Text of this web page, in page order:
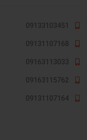
09133103451
09131107168
09163113033
09163115762
09131107164